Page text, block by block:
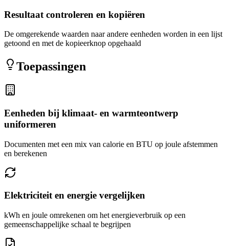
Resultaat controleren en kopiëren
De omgerekende waarden naar andere eenheden worden in een lijst
getoond en met de kopieerknop opgehaald
Toepassingen
Eenheden bij klimaat- en warmteontwerp
uniformeren
Documenten met een mix van calorie en BTU op joule afstemmen
en berekenen
Elektriciteit en energie vergelijken
kWh en joule omrekenen om het energieverbruik op een
gemeenschappelijke schaal te begrijpen